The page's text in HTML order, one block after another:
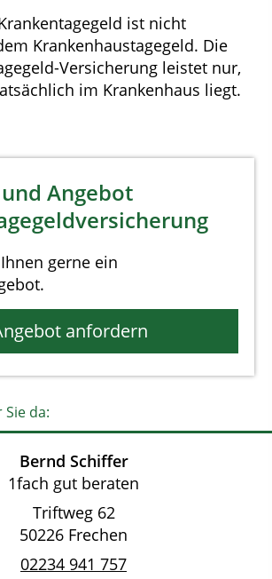
ist nicht
Krankenhaustagegeld. Die
Versicherung leistet nur,
im Krankenhaus liegt.
Angebot
gerne ein
anfordern
da:
Bernd Schiffer
1fach gut beraten
Triftweg 62
50226 Frechen
02234 941 757